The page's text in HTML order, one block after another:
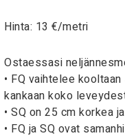
Hinta: 13 €/metri
Ostaessasi
• FQ vaihtelee
kankaan koko
• SQ on 25 cm korkea
• FQ ja SQ ovat